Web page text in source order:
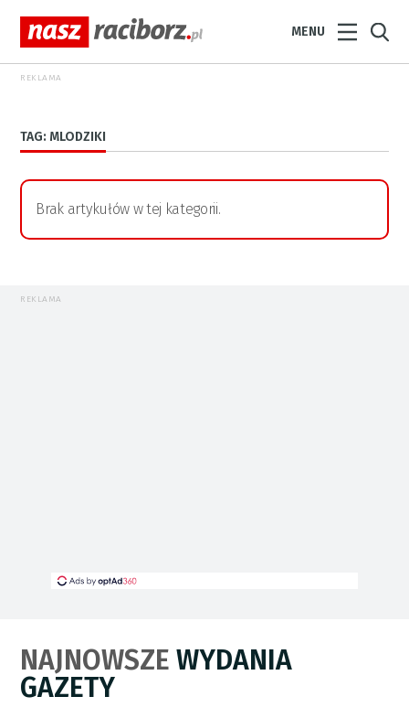
MENU
REKLAMA
TAG: MLODZIKI
Brak artykułów w tej kategorii.
REKLAMA
NAJNOWSZEWYDANIA
GAZETY